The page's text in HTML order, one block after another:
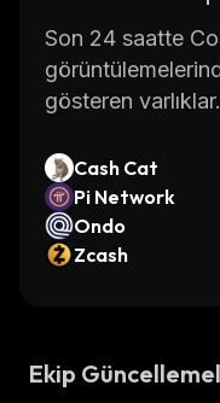
Son 24 saatte
gösteren varlıklar.
Cash Cat
Pi Network
Ondo
Zcash
Ekip